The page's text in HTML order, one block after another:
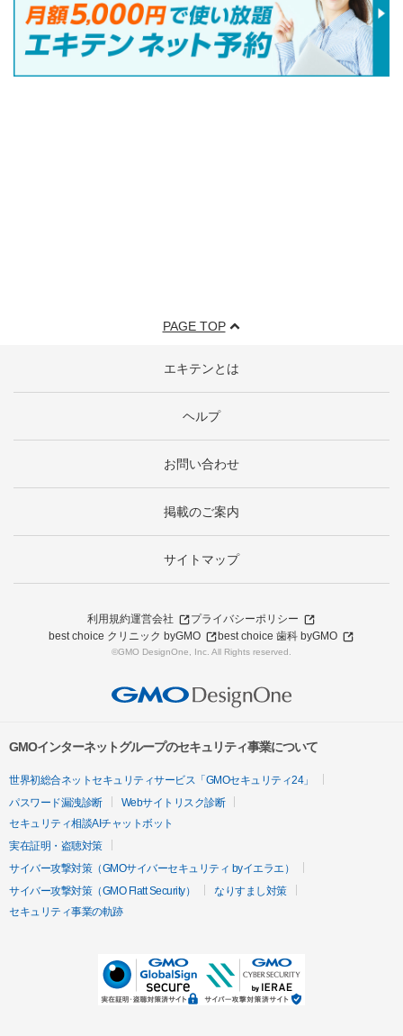
PAGE TOP
エキテンとは
ヘルプ
お問い合わせ
掲載のご案内
サイトマップ
利用規約運営会社
プライバシーポリシー
best choice クリニック byGMO
best choice 歯科 byGMO
©GMO DesignOne, Inc. All Rights reserved.
GMOインターネットグループのセキュリティ事業について
世界初総合ネットセキュリティサービス「GMOセキュリティ24」
パスワード漏洩診断
Webサイトリスク診断
セキュリティ相談AIチャットボット
実在証明・盗聴対策
サイバー攻撃対策（GMOサイバーセキュリティ byイエラエ）
サイバー攻撃対策（GMO Flatt Security）
なりすまし対策
セキュリティ事業の軌跡